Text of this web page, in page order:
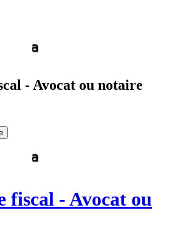
- Avocat ou notaire
fiscal - Avocat ou